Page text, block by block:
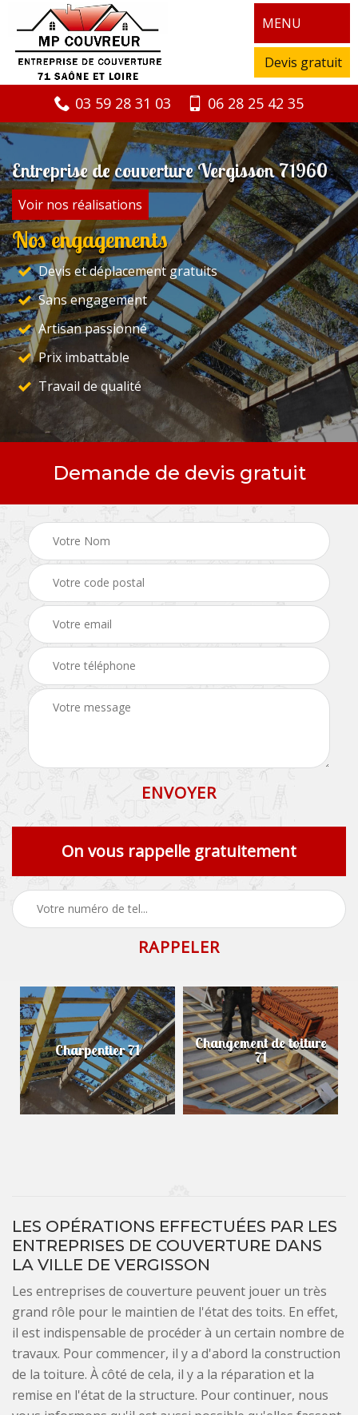
MENU
Devis gratuit
03 59 28 31 03 06 28 25 42 35
Entreprise de couverture Vergisson 71960
Voir nos réalisations
Nos engagements
Devis et déplacement gratuits
Sans engagement
Artisan passionné
Prix imbattable
Travail de qualité
Demande de devis gratuit
On vous rappelle gratuitement
Charpentier 71 Changement de toiture
71
LES OPÉRATIONS EFFECTUÉES PAR LES
ENTREPRISES DE COUVERTURE DANS
LA VILLE DE VERGISSON
Les entreprises de couverture peuvent jouer un très
grand rôle pour le maintien de l'état des toits. En effet,
il est indispensable de procéder à un certain nombre de
travaux. Pour commencer, il y a d'abord la construction
de la toiture. À côté de cela, il y a la réparation et la
remise en l'état de la structure. Pour continuer, nous